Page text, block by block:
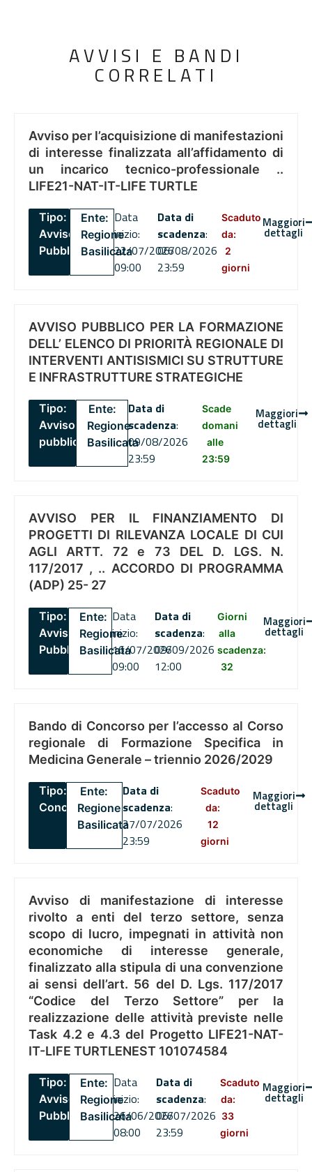
AVVISI E BANDI
CORRELATI
Avviso per l’acquisizione di manifestazioni
di interesse finalizzata all’affidamento di
un incarico tecnico-professionale ..
LIFE21-NAT-IT-LIFE TURTLE
Tipo:
Avviso
Pubblico
Ente:
Regione
Basilicata
Data
inizio:
22/07/2026
09:00
Data di
scadenza:
06/08/2026
23:59
Scaduto
da:
2
giorni
Maggiori
dettagli
AVVISO PUBBLICO PER LA FORMAZIONE
DELL’ ELENCO DI PRIORITÀ REGIONALE DI
INTERVENTI ANTISISMICI SU STRUTTURE
E INFRASTRUTTURE STRATEGICHE
Tipo:
Avviso
pubblico
Ente:
Regione
Basilicata
Data di
scadenza:
09/08/2026
23:59
Scade
domani
alle
23:59
Maggiori
dettagli
AVVISO PER IL FINANZIAMENTO DI
PROGETTI DI RILEVANZA LOCALE DI CUI
AGLI ARTT. 72 e 73 DEL D. LGS. N.
117/2017 , .. ACCORDO DI PROGRAMMA
(ADP) 25- 27
Tipo:
Avviso
Pubblico
Ente:
Regione
Basilicata
Data
inizio:
16/07/2026
09:00
Data di
scadenza:
09/09/2026
12:00
Giorni
alla
scadenza:
32
Maggiori
dettagli
Bando di Concorso per l’accesso al Corso
regionale di Formazione Specifica in
Medicina Generale – triennio 2026/2029
Tipo:
Concorsi
Ente:
Regione
Basilicata
Data di
scadenza:
27/07/2026
23:59
Scaduto
da:
12
giorni
Maggiori
dettagli
Avviso di manifestazione di interesse
rivolto a enti del terzo settore, senza
scopo di lucro, impegnati in attività non
economiche di interesse generale,
finalizzato alla stipula di una convenzione
ai sensi dell’art. 56 del D. Lgs. 117/2017
“Codice del Terzo Settore” per la
realizzazione delle attività previste nelle
Task 4.2 e 4.3 del Progetto LIFE21-NAT-
IT-LIFE TURTLENEST 101074584
Tipo:
Avviso
Pubblico
Ente:
Regione
Basilicata
Data
inizio:
26/06/2026
08:00
Data di
scadenza:
06/07/2026
23:59
Scaduto
da:
33
giorni
Maggiori
dettagli